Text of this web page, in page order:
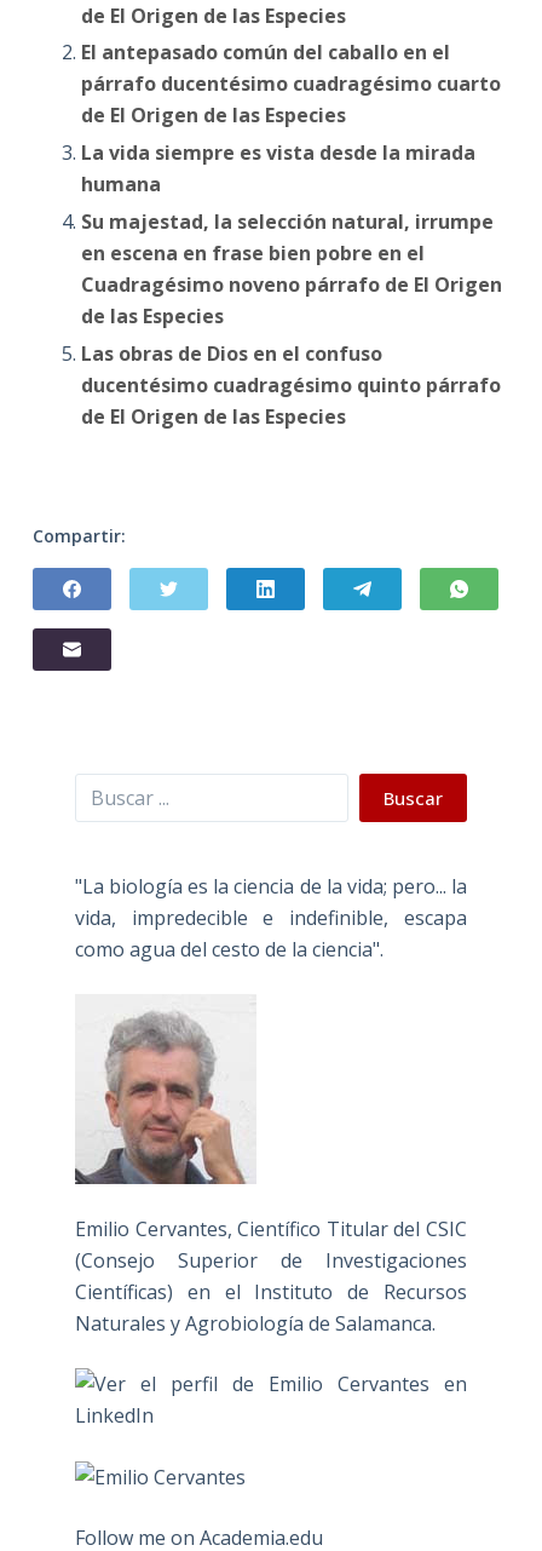
de El Origen de las Especies
El antepasado común del caballo en el
párrafo ducentésimo cuadragésimo cuarto
de El Origen de las Especies
La vida siempre es vista desde la mirada
humana
Su majestad, la selección natural, irrumpe
en escena en frase bien pobre en el
Cuadragésimo noveno párrafo de El Origen
de las Especies
Las obras de Dios en el confuso
ducentésimo cuadragésimo quinto párrafo
de El Origen de las Especies
Compartir:
Buscar Buscar
"La biología es la ciencia de la vida; pero... la
vida, impredecible e indefinible, escapa
como agua del cesto de la ciencia".
Emilio Cervantes, Científico Titular del CSIC
(Consejo Superior de Investigaciones
Científicas) en el Instituto de Recursos
Naturales y Agrobiología de Salamanca.
Follow me on Academia.edu